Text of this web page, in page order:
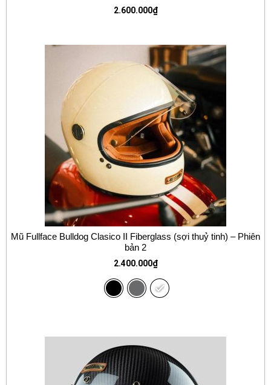
2.600.000₫
Mũ Fullface Bulldog Clasico II Fiberglass (sợi thuỷ tinh) – Phiên
bản 2
2.400.000₫